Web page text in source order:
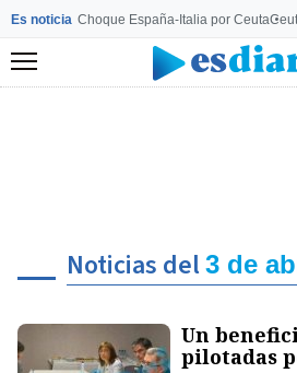
Es noticia Choque España-Italia por Ceuta
Menú
Noticias del3 de
Un
pilotadas